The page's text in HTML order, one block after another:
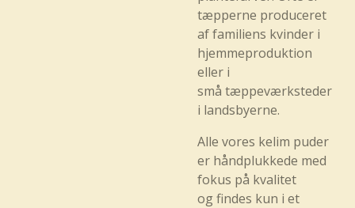
tæpperne produceret
af familiens kvinder i
hjemmeproduktion
eller i
små tæppeværksteder
i landsbyerne.
Alle vores kelim puder
er håndplukkede med
fokus på kvalitet
og findes kun i et